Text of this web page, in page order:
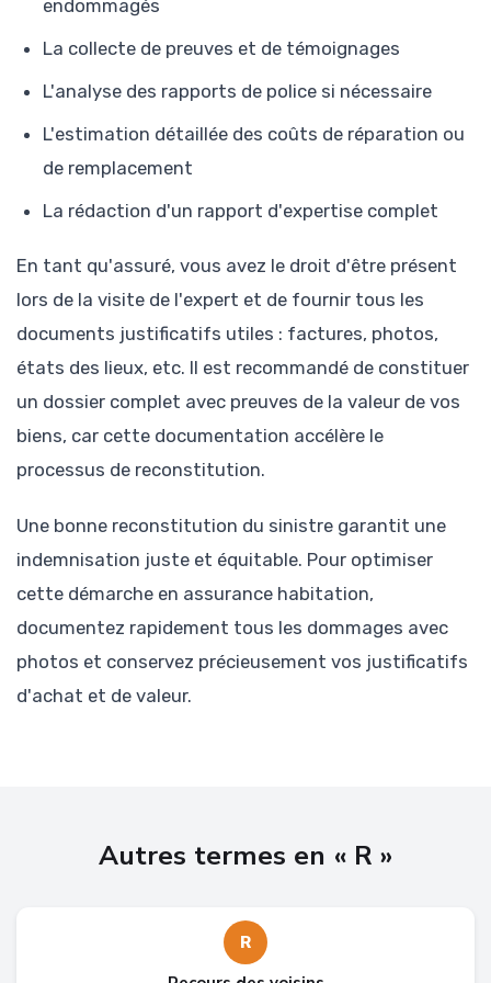
endommagés
La collecte de preuves et de témoignages
L'analyse des rapports de police si nécessaire
L'estimation détaillée des coûts de réparation ou
de remplacement
La rédaction d'un rapport d'expertise complet
En tant qu'assuré, vous avez le droit d'être présent
lors de la visite de l'expert et de fournir tous les
documents justificatifs utiles : factures, photos,
états des lieux, etc. Il est recommandé de constituer
un dossier complet avec preuves de la valeur de vos
biens, car cette documentation accélère le
processus de reconstitution.
Une bonne reconstitution du sinistre garantit une
indemnisation juste et équitable. Pour optimiser
cette démarche en assurance habitation,
documentez rapidement tous les dommages avec
photos et conservez précieusement vos justificatifs
d'achat et de valeur.
Autres termes en « R »
R